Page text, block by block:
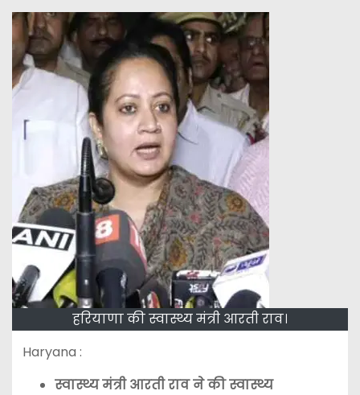
हरियाणा की स्वास्थ्य मंत्री आरती राव।
Haryana :
स्वास्थ्य मंत्री आरती राव ने की स्वास्थ्य